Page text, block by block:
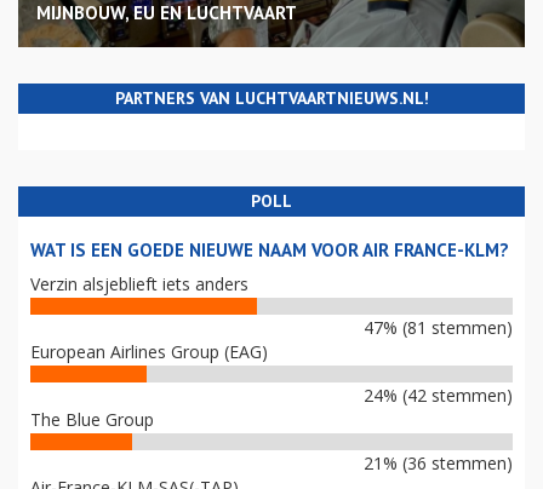
MIJNBOUW, EU EN LUCHTVAART
PARTNERS VAN LUCHTVAARTNIEUWS.NL!
POLL
WAT IS EEN GOEDE NIEUWE NAAM VOOR AIR FRANCE-KLM?
Verzin alsjeblieft iets anders
47% (81 stemmen)
European Airlines Group (EAG)
24% (42 stemmen)
The Blue Group
21% (36 stemmen)